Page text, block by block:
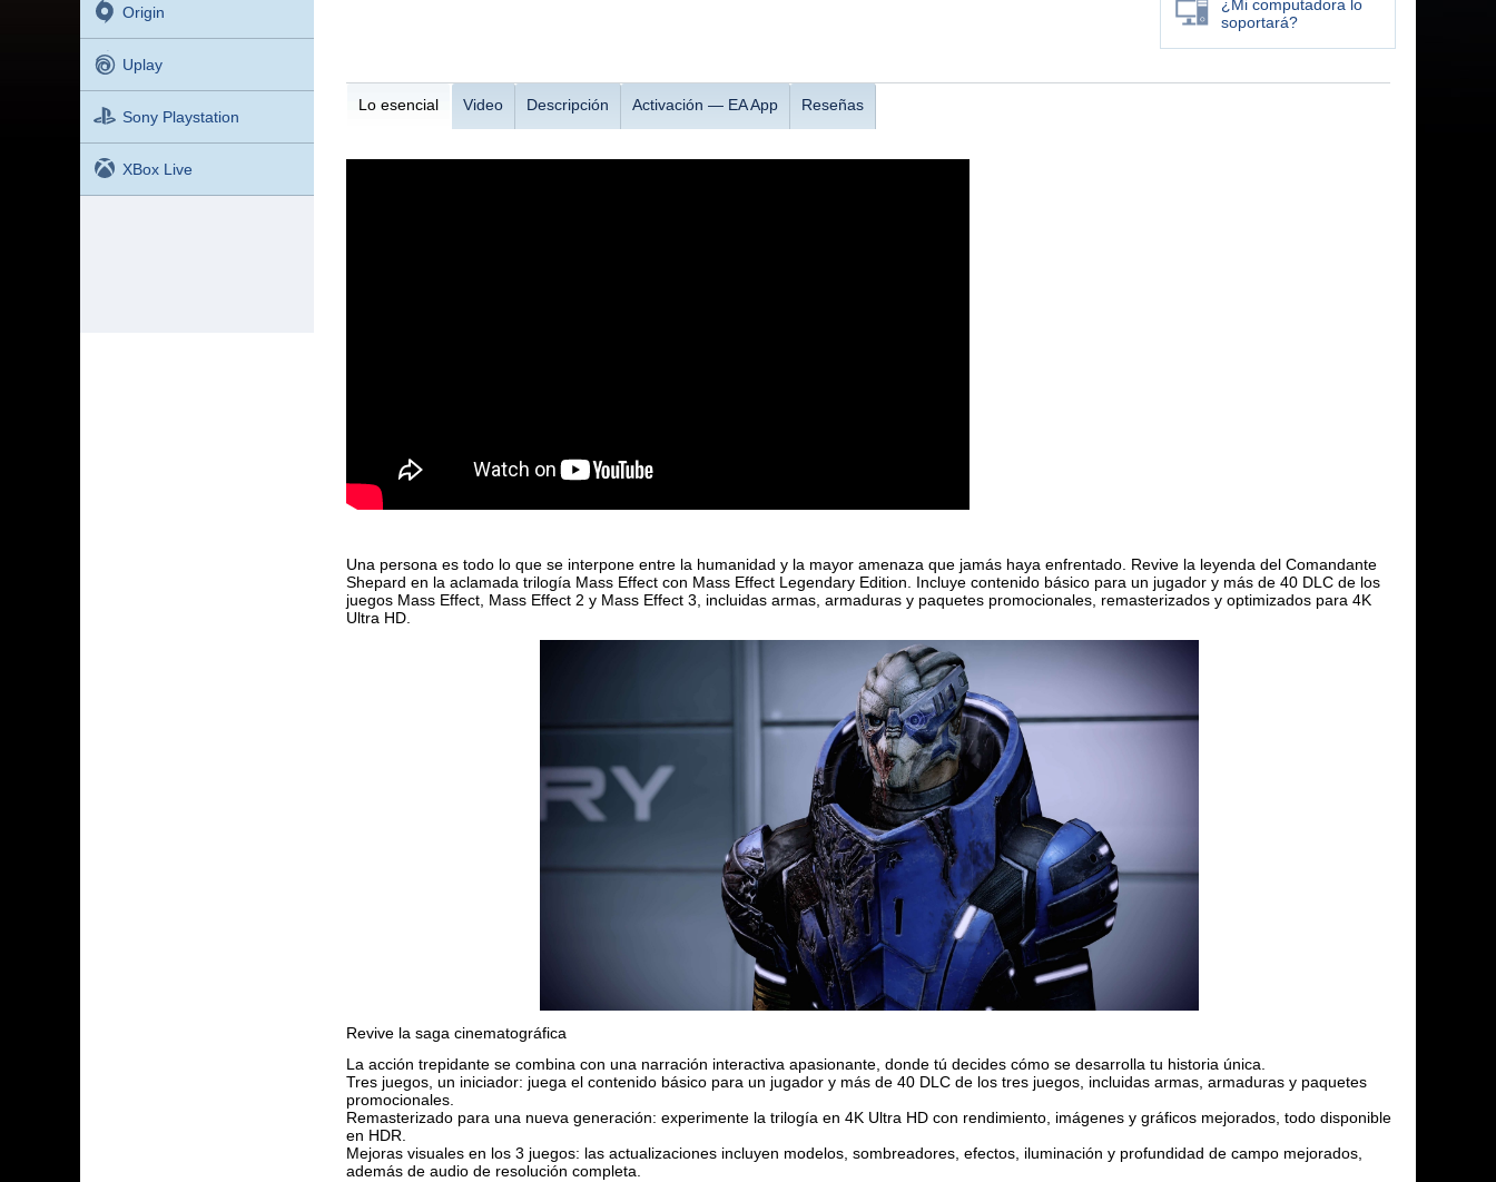
Origin
Uplay
Sony Playstation
XBox Live
¿Mi computadora lo
soportará?
Lo esencial Video Descripción Activación — EA App Reseñas
Una persona es todo lo que se interpone entre la humanidad y la mayor amenaza que jamás haya enfrentado. Revive la leyenda del Comandante
Shepard en la aclamada trilogía Mass Effect con Mass Effect Legendary Edition. Incluye contenido básico para un jugador y más de 40 DLC de los
juegos Mass Effect, Mass Effect 2 y Mass Effect 3, incluidas armas, armaduras y paquetes promocionales, remasterizados y optimizados para 4K
Ultra HD.
Revive la saga cinematográfica
La acción trepidante se combina con una narración interactiva apasionante, donde tú decides cómo se desarrolla tu historia única.
Tres juegos, un iniciador: juega el contenido básico para un jugador y más de 40 DLC de los tres juegos, incluidas armas, armaduras y paquetes
promocionales.
Remasterizado para una nueva generación: experimente la trilogía en 4K Ultra HD con rendimiento, imágenes y gráficos mejorados, todo disponible
en HDR.
Mejoras visuales en los 3 juegos: las actualizaciones incluyen modelos, sombreadores, efectos, iluminación y profundidad de campo mejorados,
además de audio de resolución completa.